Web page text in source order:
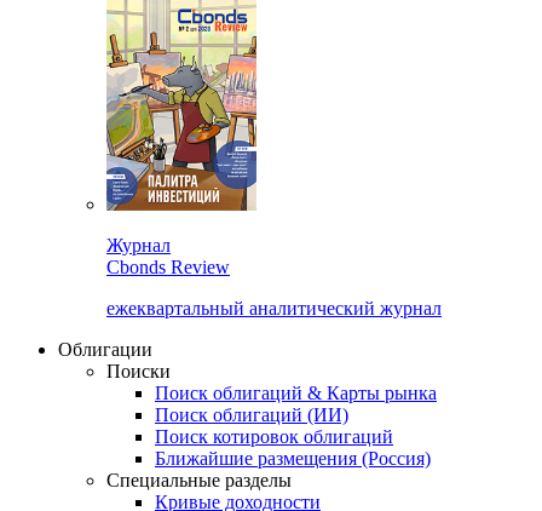
Журнал
Cbonds Review
ежеквартальный аналитический журнал
Облигации
Поиски
Поиск облигаций & Карты рынка
Поиск облигаций (ИИ)
Поиск котировок облигаций
Ближайшие размещения (Россия)
Специальные разделы
Кривые доходности